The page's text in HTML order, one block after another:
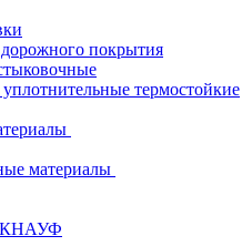
покрытия
термостойкие
материалы